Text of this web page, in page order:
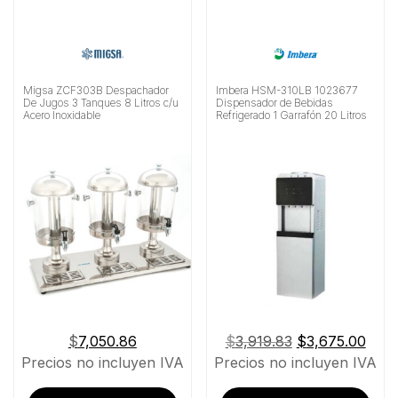
Migsa ZCF303B Despachador
De Jugos 3 Tanques 8 Litros c/u
Acero Inoxidable
$7,050.86
Precios no incluyen IVA
Imbera HSM-310LB 1023677
Dispensador de Bebidas
Refrigerado 1 Garrafón 20 Litros
$3,919.83 El
precio
$3,675.00El
Precios no incluyen IVA